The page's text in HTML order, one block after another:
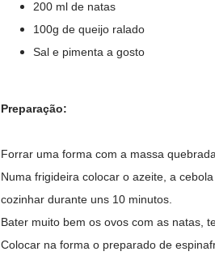
200 ml de natas
100g de queijo ralado
Sal e pimenta a gosto
Preparação:
Forrar uma forma com a massa
Numa frigideira colocar o azeite, a
cozinhar durante uns 10 minutos.
Bater muito bem os ovos com as natas,
Colocar na forma o preparado de